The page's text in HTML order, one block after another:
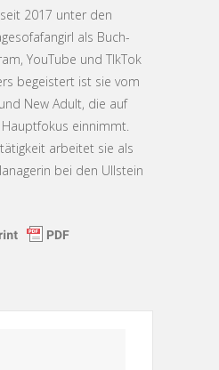
2017 unter den
als Buch-
YouTube und TIkTok
begeistert ist sie vom
New Adult, die auf
einnimmt.
arbeitet sie als
bei den Ullstein